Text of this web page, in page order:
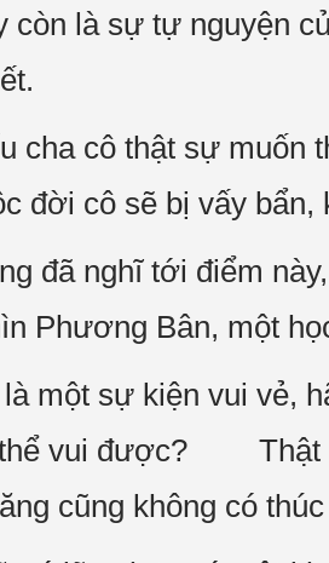
còn là sự tự
cha cô thật sự muốn
đời cô sẽ bị vấy bẩn,
đã nghĩ tới điểm
Phương Bân, một
là một sự kiện vui
vui được? Thật
cũng không có